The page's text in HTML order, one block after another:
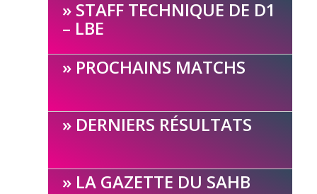
STAFF TECHNIQUE DE D1
– LBE
PROCHAINS MATCHS
DERNIERS RÉSULTATS
LA GAZETTE DU SAHB